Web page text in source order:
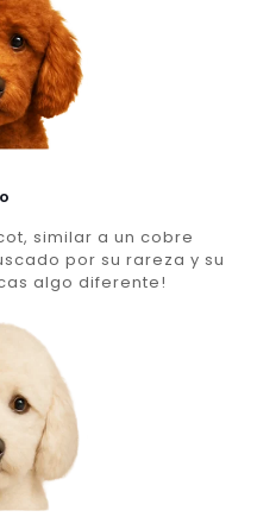
similar a un cobre
por su rareza y su
algo diferente!